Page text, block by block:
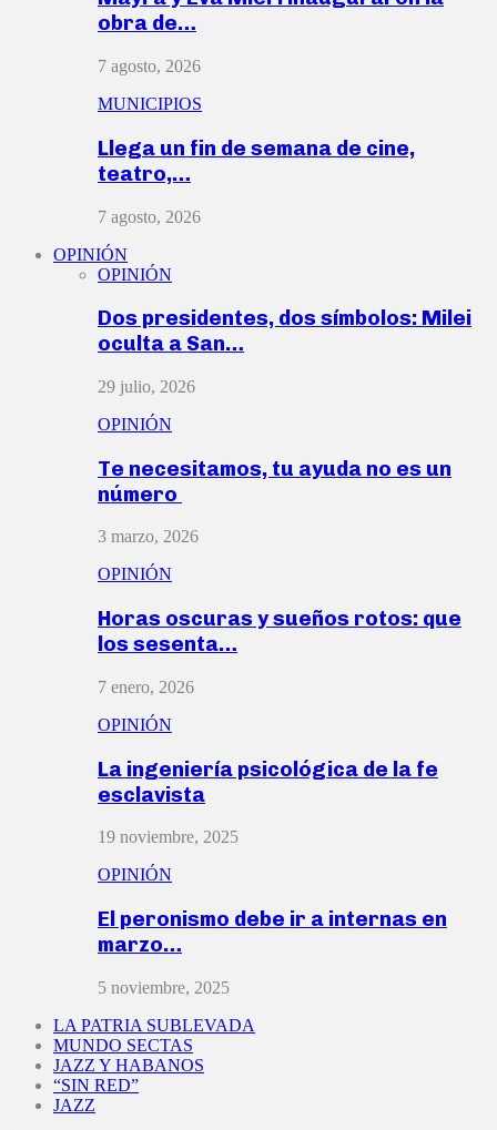
obra de…
7 agosto, 2026
MUNICIPIOS
Llega un fin de semana de cine,
teatro,…
7 agosto, 2026
OPINIÓN
OPINIÓN
Dos presidentes, dos símbolos: Milei
oculta a San…
29 julio, 2026
OPINIÓN
Te necesitamos, tu ayuda no es un
número
3 marzo, 2026
OPINIÓN
Horas oscuras y sueños rotos: que
los sesenta…
7 enero, 2026
OPINIÓN
La ingeniería psicológica de la fe
esclavista
19 noviembre, 2025
OPINIÓN
El peronismo debe ir a internas en
marzo…
5 noviembre, 2025
LA PATRIA SUBLEVADA
MUNDO SECTAS
JAZZ Y HABANOS
“SIN RED”
JAZZ